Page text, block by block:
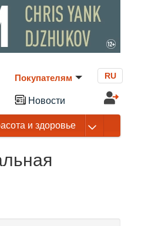
Покупателям
Новости
RU
и здоровье